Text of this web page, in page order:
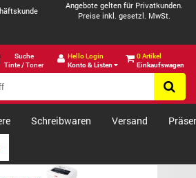
Angebote gelten für Privatkunden.
Preise inkl. gesetzl. MwSt.
Suche
Tinte / Toner
Hello Login
Konto & Listen
0 Artikel
Einkaufswagen
Schreibwaren Versand